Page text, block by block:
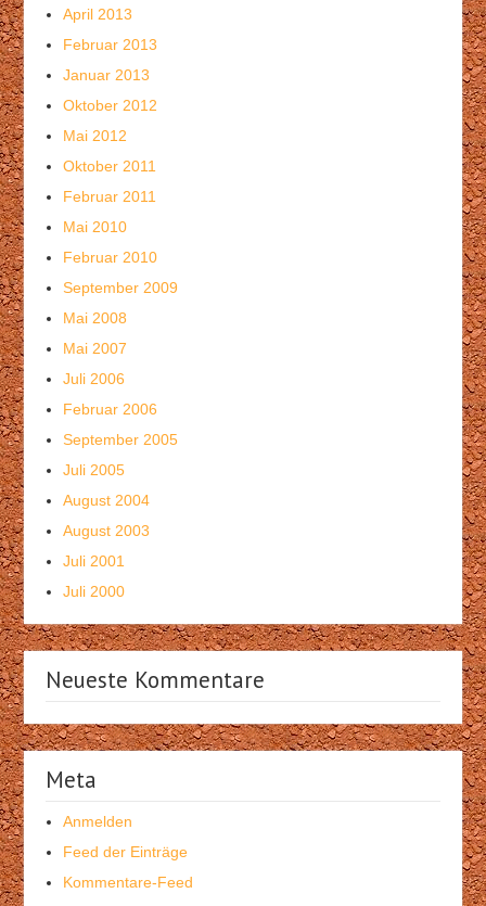
April 2013
Februar 2013
Januar 2013
Oktober 2012
Mai 2012
Oktober 2011
Februar 2011
Mai 2010
Februar 2010
September 2009
Mai 2008
Mai 2007
Juli 2006
Februar 2006
September 2005
Juli 2005
August 2004
August 2003
Juli 2001
Juli 2000
Neueste Kommentare
Meta
Anmelden
Feed der Einträge
Kommentare-Feed